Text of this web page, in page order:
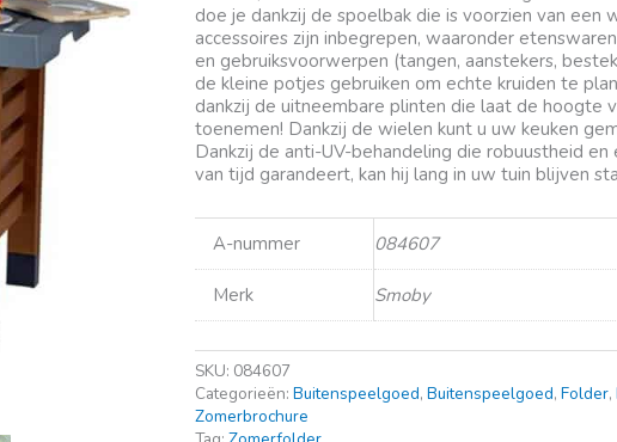
doe je dankzij de spoelbak die is voorzien van een
accessoires zijn inbegrepen, waaronder
en gebruiksvoorwerpen (tangen, aanstekers,
de kleine potjes gebruiken om echte kruiden te
dankzij de uitneembare plinten die laat de hoogte
toenemen! Dankzij de wielen kunt u uw keuken
Dankzij de anti-UV-behandeling die robuustheid
van tijd garandeert, kan hij lang in uw tuin blijven
A-nummer 084607
Merk Smoby
SKU: 084607
Categorieën: Buitenspeelgoed, Buitenspeelgoed, Folder,
Zomerbrochure